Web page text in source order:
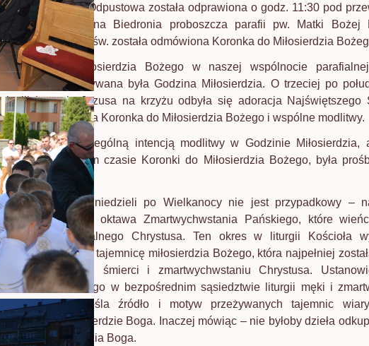
Uroczysta Suma Odpustowa została odprawiona o godz. 11:30 pod
ks. prałata dr Jana Biedronia proboszcza parafii pw. Matki Bożej
Pomocy. Po Mszy św. została odmówiona Koronka do Miłosierdzia
W Niedzielę Miłosierdzia Bożego w naszej wspólnocie
szczególny przeżywana była Godzina Miłosierdzia. O trzeciej po
chwili konania Jezusa na krzyżu odbyła się adoracja Najświętszego
odmówiona została Koronka do Miłosierdzia Bożego i wspólne modlitwy.
W tym roku, szczególną intencją modlitwy w Godzinie Miłosierdzia,
odmawianej w tym czasie Koronki do Miłosierdzia Bożego, była
epidemii.
Wybór pierwszej niedzieli po Wielkanocy nie jest przypadkowy –
przypada bowiem oktawa Zmartwychwstania Pańskiego, które
Misterium Paschalnego Chrystusa. Ten okres w liturgii Kościoła
pozostałe ukazuje tajemnicę miłosierdzia Bożego, która najpełniej
właśnie w męce, śmierci i zmartwychwstaniu Chrystusa.
Miłosierdzia Bożego w bezpośrednim sąsiedztwie liturgii męki i
Chrystusa podkreśla źródło i motyw przeżywanych tajemnic
oczywiście, miłosierdzie Boga. Inaczej mówiąc – nie byłoby dzieła
nie było miłosierdzia Boga.